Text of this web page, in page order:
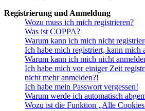
Registrierung und Anmeldung
Wozu muss ich mich registrieren?
Was ist COPPA?
Warum kann ich mich nicht
Ich habe mich registriert, kann mich
Warum kann ich mich nicht
Ich habe mich vor einiger Zeit
nicht mehr anmelden?!
Ich habe mein Passwort vergessen!
Warum werde ich automatisch
Wozu ist die Funktion „Alle Cookies